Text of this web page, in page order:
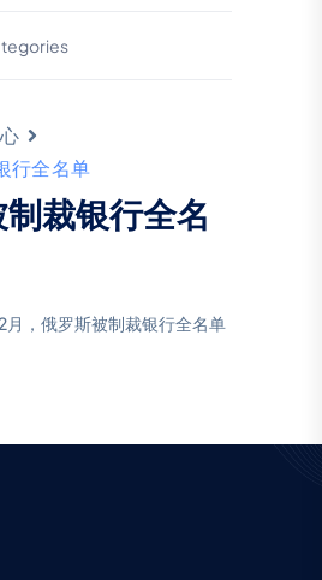
行全名单
裁银行全名
，俄罗斯被制裁银行全名单